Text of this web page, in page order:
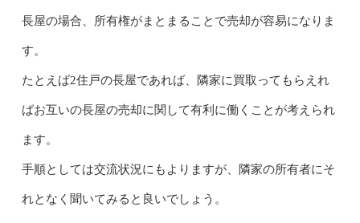
長屋の場合、所有権がまとまることで売却が容易になりま
す。
たとえば2住戸の長屋であれば、隣家に買取ってもらえれ
ばお互いの長屋の売却に関して有利に働くことが考えられ
ます。
手順としては交流状況にもよりますが、隣家の所有者にそ
れとなく聞いてみると良いでしょう。